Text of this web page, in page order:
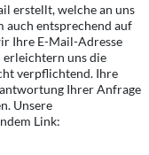
erstellt, welche an uns
auch entsprechend auf
Ihre E-Mail-Adresse
erleichtern uns die
verpflichtend. Ihre
Ihrer Anfrage
Unsere
Link: